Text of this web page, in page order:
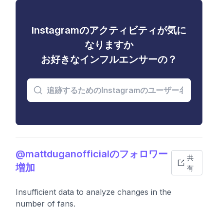
Instagramのアクティビティが気に
なりますか
お好きなインフルエンサーの？
@mattduganofficialのフォロワー
増加
共
有
Insufficient data to analyze changes in the
number of fans.